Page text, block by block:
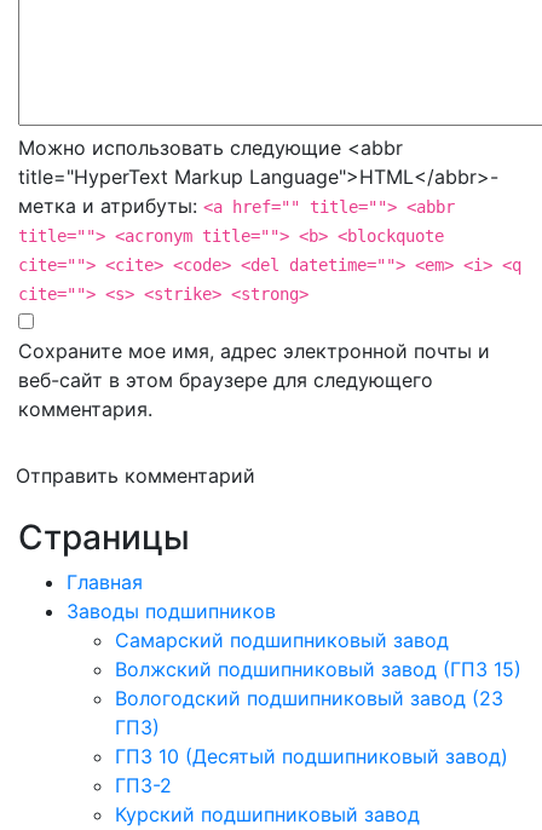
Можно использовать следующие <abbr
title="HyperText Markup Language">HTML</abbr>-
метка и атрибуты: <a href="" title=""> <abbr
title=""> <acronym title=""> <b> <blockquote
cite=""> <cite> <code> <del datetime=""> <em> <i> <q
cite=""> <s> <strike> <strong>
Сохраните мое имя, адрес электронной почты и
веб-сайт в этом браузере для следующего
комментария.
Отправить комментарий
Страницы
Главная
Заводы подшипников
Cамарский подшипниковый завод
Волжский подшипниковый завод (ГПЗ 15)
Вологодский подшипниковый завод (23
ГПЗ)
ГПЗ 10 (Десятый подшипниковый завод)
ГПЗ-2
Курский подшипниковый завод